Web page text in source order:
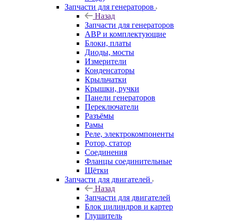
Запчасти для генераторов
Назад
Запчасти для генераторов
АВР и комплектующие
Блоки, платы
Диоды, мосты
Измерители
Конденсаторы
Крыльчатки
Крышки, ручки
Панели генераторов
Переключатели
Разъёмы
Рамы
Реле, электрокомпоненты
Ротор, статор
Соединения
Фланцы соединительные
Щётки
Запчасти для двигателей
Назад
Запчасти для двигателей
Блок цилиндров и картер
Глушитель